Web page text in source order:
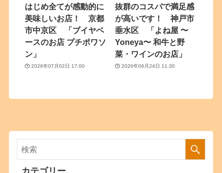
はじめ全てが感動的に
美味しいお店！ 京都
市中京区 「ブイヤベ
ースのお店 プチポワソ
ン」
2026年07月02日 17:00
抜群のコスパで満足感
が高いです！ 神戸市
垂水区 「よね屋 〜
Yoneya〜 和牛と野
菜・ワインのお店」
2026年06月24日 11:30
カテゴリー